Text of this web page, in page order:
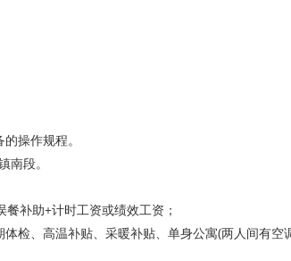
操作规程。
南段。
补助+计时工资或绩效工资；
检、高温补贴、采暖补贴、单身公寓(两人间有